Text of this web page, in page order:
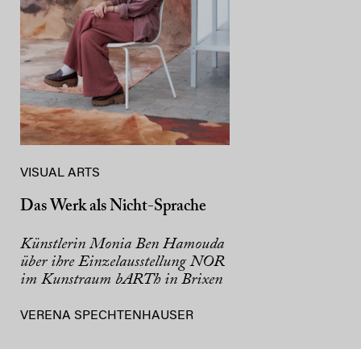
VISUAL ARTS
Das Werk als Nicht-Sprache
Künstlerin Monia Ben Hamouda
über ihre Einzelausstellung NOR
im Kunstraum bARTh in Brixen
VERENA SPECHTENHAUSER